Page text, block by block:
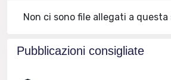
Non ci sono file allegati a questa
Pubblicazioni consigliate